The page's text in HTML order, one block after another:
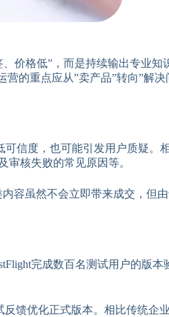
价格低”，而是持续输出专业知
的重点应从”卖产品”转向”解
信度，也可能引发用户质疑。
审核失败的常见原因等。
容虽然不会立即带来成交，但
完成数百名测试用户的版
馈优化正式版本。相比传统企